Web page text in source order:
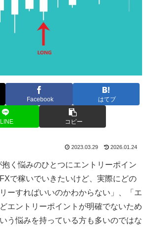
Facebook はてブ
LINE コピー
2023.03.29 2026.01.24
く悩みのひとつにエントリーポイン
で稼いでいきたいけど、実際にどの
ーすればいいのかわからない」、「エ
エントリーポイントが明確でないため
う悩みを持っている方も多いのではな